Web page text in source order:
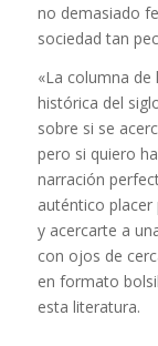
no demasiado
sociedad tan
«La columna
histórica del
sobre si se
pero si quiero
narración
auténtico placer
y acercarte a
con ojos de
en formato
esta literatura.